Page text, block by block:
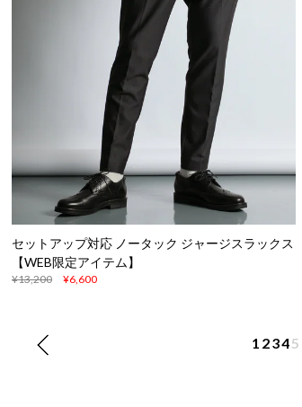
セットアップ対応 ノータック ジャージスラックス
【WEB限定アイテム】
¥13,200 ¥6,600
1 2345